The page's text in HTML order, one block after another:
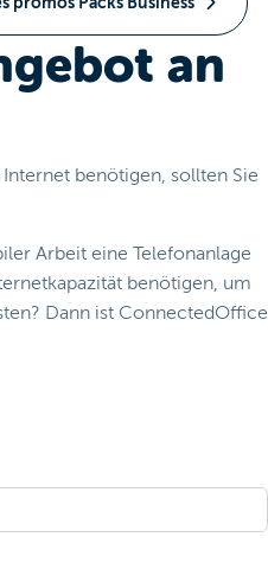
an
benötigen, sollten Sie
Arbeit eine Telefonanlage
benötigen, um
Dann ist ConnectedOffice